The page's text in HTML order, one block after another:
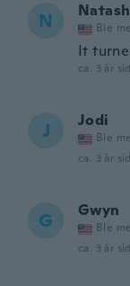
N Ble
It
ca. 3 år
J Jodi
Ble
ca. 3 år
G Gwyn
Ble
ca. 3 år